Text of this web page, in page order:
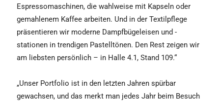
Espressomaschinen, die wahlweise mit Kapseln oder
gemahlenem Kaffee arbeiten. Und in der Textilpflege
präsentieren wir moderne Dampfbügeleisen und -
stationen in trendigen Pastelltönen. Den Rest zeigen wir
am liebsten persönlich – in Halle 4.1, Stand 109.“
„Unser Portfolio ist in den letzten Jahren spürbar
gewachsen, und das merkt man jedes Jahr beim Besuch